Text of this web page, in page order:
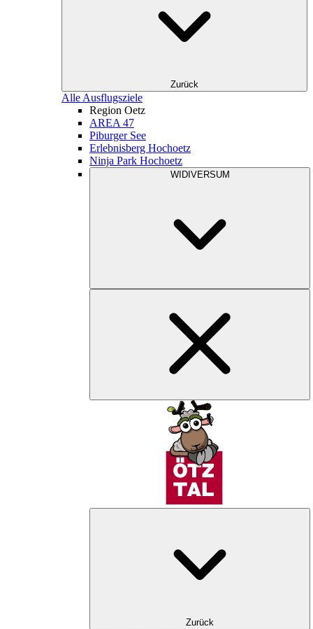
Zurück
Alle Ausflugsziele
Region Oetz
AREA 47
Piburger See
Erlebnisberg Hochoetz
Ninja Park Hochoetz
WIDIVERSUM
Zurück